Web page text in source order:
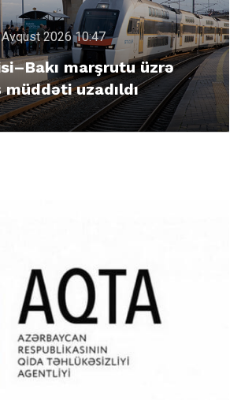
2026 10:47
marşrutu üzrə
müddəti uzadıldı